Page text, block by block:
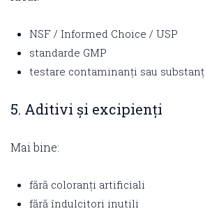
NSF / Informed Choice / USP
standarde GMP
testare contaminanți sau
5. Aditivi și excipienți
Mai bine:
fără coloranți artificiali
fără îndulcitori inutili